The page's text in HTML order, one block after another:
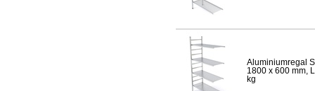
Aluminiumregal
1800 x 600 mm,
kg